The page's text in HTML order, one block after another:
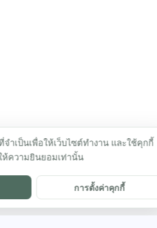
ำเป็นเพื่อให้เว็บไซต์ทำงาน และใช้คุกกี้
ห้ความยินยอมเท่านั้น
การตั้งค่าคุกกี้